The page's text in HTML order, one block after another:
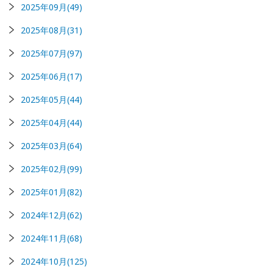
2025年09月(49)
2025年08月(31)
2025年07月(97)
2025年06月(17)
2025年05月(44)
2025年04月(44)
2025年03月(64)
2025年02月(99)
2025年01月(82)
2024年12月(62)
2024年11月(68)
2024年10月(125)